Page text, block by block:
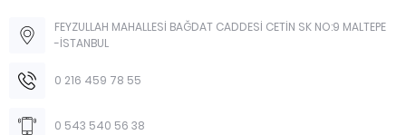
FEYZULLAH MAHALLESİ BAĞDAT CADDESİ CETİN SK NO:9 MALTEPE
-İSTANBUL
0 216 459 78 55
0 543 540 56 38